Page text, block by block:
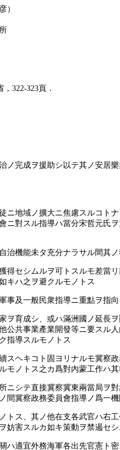
）
322-323頁．
完成ヲ援助シ以テ其ノ安居
ニ地域ノ擴大ニ焦慮スルコ
ニ對スル指導ハ當分宋哲元氏
機能未タ充分ナラサル間其
得セシムルヲ可トスルモ差
キハ之ヲ避クルモノトス
事及一般民衆指導ニ重點ヲ
育成シ、或ハ滿洲國ノ延長
公共事業產業開發等ニ要スル
指導スルモノトス
スヘキコト固ヨリナルモ冀
モノトス之カ爲對內蒙工作ハ
ニシテ直接冀察冀東兩當局
間冀察政務委員會指導ノ爲
ス、其ノ他在支各武官ハ右
妨害スルカ如キ策動ヲ禁遏セ
ハ適宜外務海軍各出先官憲ト